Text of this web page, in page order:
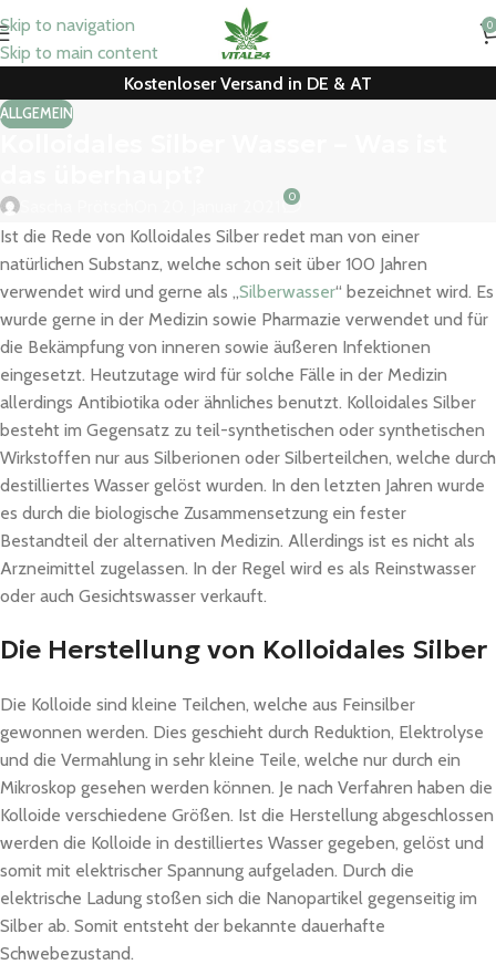
Skip to navigation
Skip to main content
0
Kostenloser Versand in DE & AT
ALLGEMEIN
0
Ist die Rede von Kolloidales Silber redet man von einer
natürlichen Substanz, welche schon seit über 100 Jahren
verwendet wird und gerne als „Silberwasser“ bezeichnet wird. Es
wurde gerne in der Medizin sowie Pharmazie verwendet und für
die Bekämpfung von inneren sowie äußeren Infektionen
eingesetzt. Heutzutage wird für solche Fälle in der Medizin
allerdings Antibiotika oder ähnliches benutzt. Kolloidales Silber
besteht im Gegensatz zu teil-synthetischen oder synthetischen
Wirkstoffen nur aus Silberionen oder Silberteilchen, welche durch
destilliertes Wasser gelöst wurden. In den letzten Jahren wurde
es durch die biologische Zusammensetzung ein fester
Bestandteil der alternativen Medizin. Allerdings ist es nicht als
Arzneimittel zugelassen. In der Regel wird es als Reinstwasser
oder auch Gesichtswasser verkauft.
Die Herstellung von Kolloidales Silber
Die Kolloide sind kleine Teilchen, welche aus Feinsilber
gewonnen werden. Dies geschieht durch Reduktion, Elektrolyse
und die Vermahlung in sehr kleine Teile, welche nur durch ein
Mikroskop gesehen werden können. Je nach Verfahren haben die
Kolloide verschiedene Größen. Ist die Herstellung abgeschlossen
werden die Kolloide in destilliertes Wasser gegeben, gelöst und
somit mit elektrischer Spannung aufgeladen. Durch die
elektrische Ladung stoßen sich die Nanopartikel gegenseitig im
Silber ab. Somit entsteht der bekannte dauerhafte
Schwebezustand.